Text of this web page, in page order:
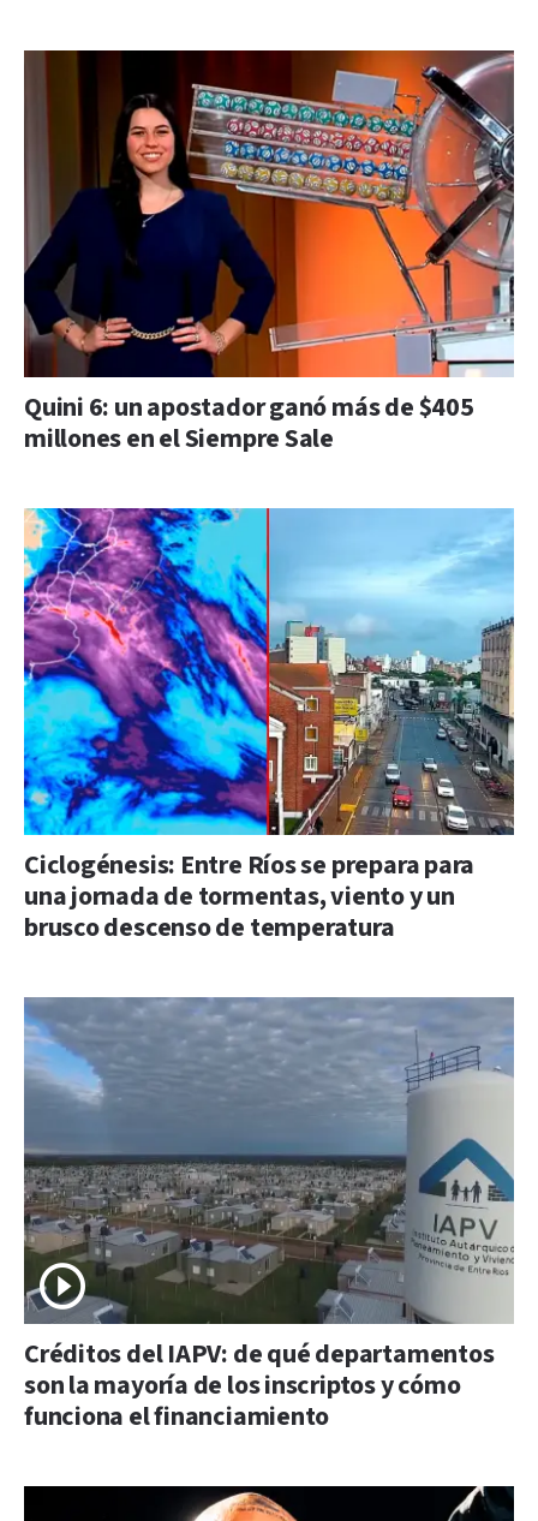
Quini 6: un apostador ganó más de $405
millones en el Siempre Sale
Ciclogénesis: Entre Ríos se prepara para
una jornada de tormentas, viento y un
brusco descenso de temperatura
Créditos del IAPV: de qué departamentos
son la mayoría de los inscriptos y cómo
funciona el financiamiento